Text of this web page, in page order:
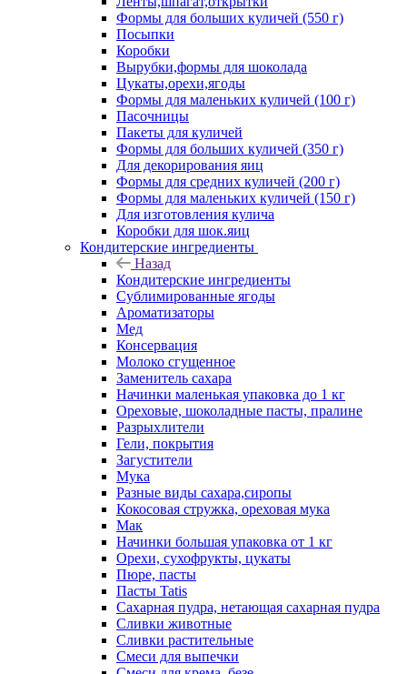
Формы для больших куличей (550 г)
Посыпки
Коробки
Вырубки,формы для шоколада
Цукаты,орехи,ягоды
Формы для маленьких куличей (100 г)
Пасочницы
Пакеты для куличей
Формы для больших куличей (350 г)
Для декорирования яиц
Формы для средних куличей (200 г)
Формы для маленьких куличей (150 г)
Для изготовления кулича
Коробки для шок.яиц
Кондитерские ингредиенты
Назад
Кондитерские ингредиенты
Сублимированные ягоды
Ароматизаторы
Мед
Консервация
Молоко сгущенное
Заменитель сахара
Начинки маленькая упаковка до 1 кг
Ореховые, шоколадные пасты, пралине
Разрыхлители
Гели, покрытия
Загустители
Мука
Разные виды сахара,сиропы
Кокосовая стружка, ореховая мука
Мак
Начинки большая упаковка от 1 кг
Орехи, сухофрукты, цукаты
Пюре, пасты
Пасты Tatis
Сахарная пудра, нетающая сахарная пудра
Сливки животные
Сливки растительные
Смеси для выпечки